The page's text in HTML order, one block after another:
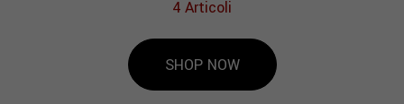
4 Articoli
SHOP NOW